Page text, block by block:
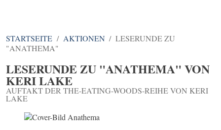
STARTSEITE AKTIONEN
LESERUNDE ZU
"ANATHEMA"
LESERUNDE ZU "ANATHEMA" VON
KERI LAKE
AUFTAKT DER THE-EATING-WOODS-REIHE VON KERI
LAKE